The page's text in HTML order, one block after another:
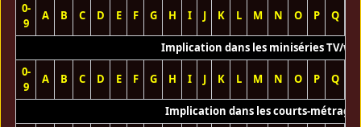
0-
9
A B C D E F G H I J K L M N O P Q
Implication dans les miniséries TV/
0-
9
A B C D E F G H I J K L M N O P Q
Implication dans les courts-métrages